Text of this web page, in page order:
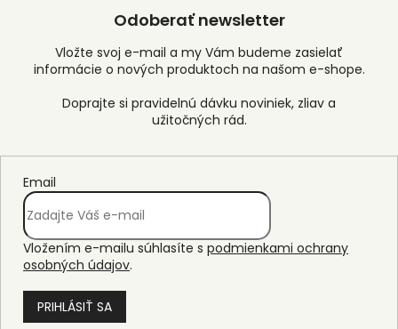
Odoberať newsletter
Vložte svoj e-mail a my Vám budeme zasielať
informácie o nových produktoch na našom e-shope.
Email
Vložením e-mailu súhlasíte s podmienkami ochrany
osobných údajov.
PRIHLÁSIŤ SA